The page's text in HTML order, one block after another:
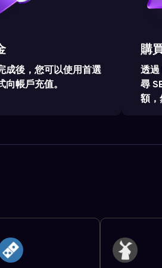
成後，您可以使用首選
帳戶充值。
購
透
尋
額，